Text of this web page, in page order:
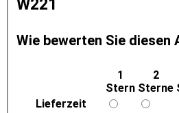
W221
Wie bewerten Sie diesen
1
Stern
2
Sterne
Lieferzeit